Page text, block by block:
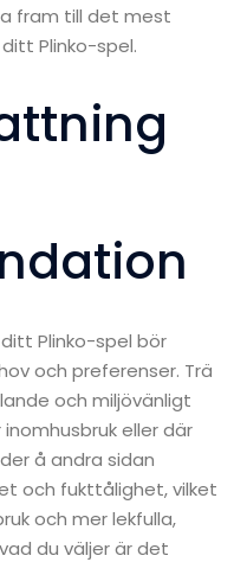
fram till det mest
Plinko-spel.
Plinko-spel bör
och preferenser. Trä
och miljövänligt
eller där
å andra sidan
och fukttålighet, vilket
och mer lekfulla,
du väljer är det